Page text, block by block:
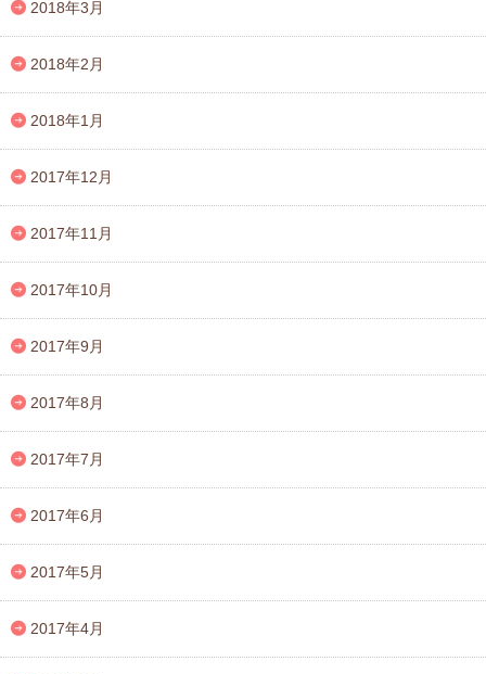
2018年3月
2018年2月
2018年1月
2017年12月
2017年11月
2017年10月
2017年9月
2017年8月
2017年7月
2017年6月
2017年5月
2017年4月